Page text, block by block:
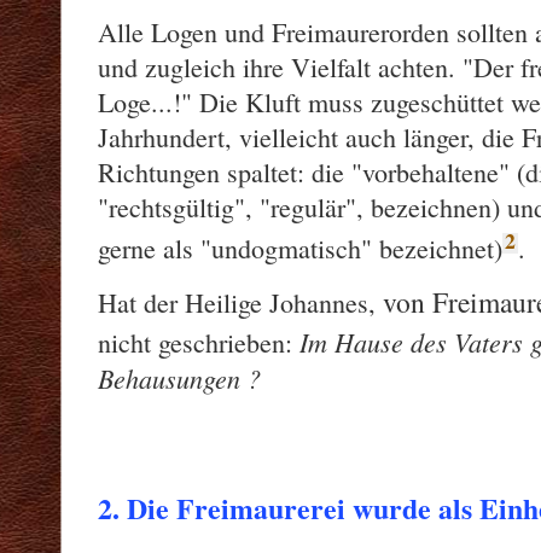
Alle Logen und Freimaurerorden sollten
und zugleich ihre Vielfalt achten. "Der
Loge...!" Die Kluft muss zugeschüttet
Jahrhundert, vielleicht auch länger, die
Richtungen spaltet: die "vorbehaltene"
"rechtsgültig", "regulär", bezeichnen)
gerne als "undogmatisch" bezeichnet)2.
Hat der Heilige Johannes, von
nicht geschrieben: Im Hause des Vaters
Behausungen ?
2. Die Freimaurerei wurde als